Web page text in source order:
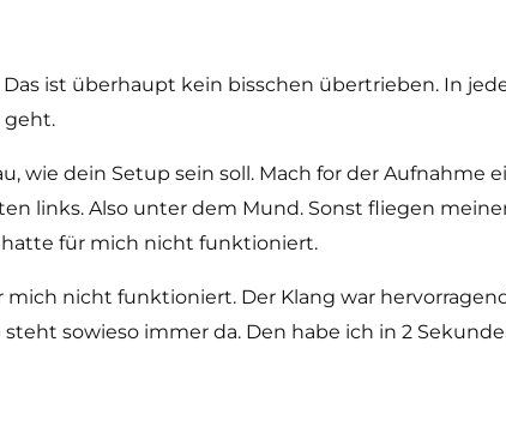
ist überhaupt kein bisschen übertrieben. In
geht.
wie dein Setup sein soll. Mach for der Aufnahme
links. Also unter dem Mund. Sonst fliegen
hatte für mich nicht funktioniert.
mich nicht funktioniert. Der Klang war
sowieso immer da. Den habe ich in 2